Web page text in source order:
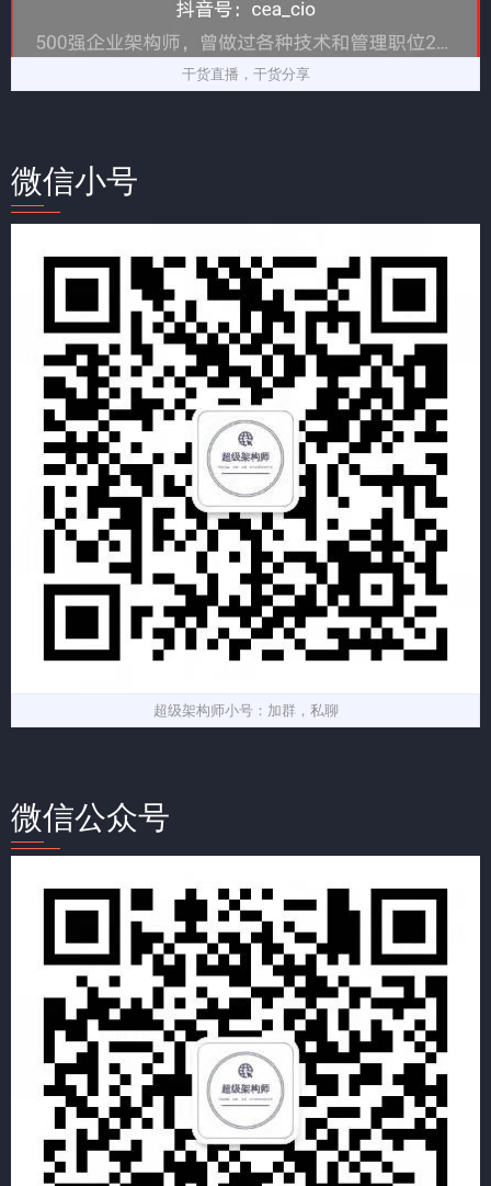
干货直播，干货分享
微信小号
超级架构师小号：加群，私聊
微信公众号